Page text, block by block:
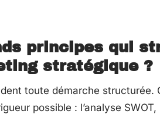
principes qui
stratégique ?
toute démarche structurée.
possible : l’analyse SWOT,